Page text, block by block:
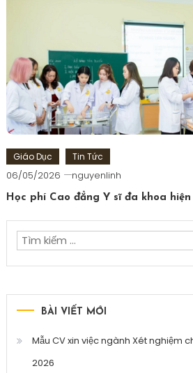
Giáo Dục Tin Tức
06/05/2026 nguyenlinh
Học phí Cao đẳng Y sĩ đa khoa
BÀI VIẾT MỚI
Mẫu CV xin việc ngành Xét nghiệm
2026